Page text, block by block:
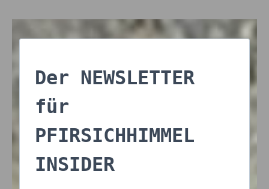
Der NEWSLETTER
für
PFIRSICHHIMMEL
INSIDER